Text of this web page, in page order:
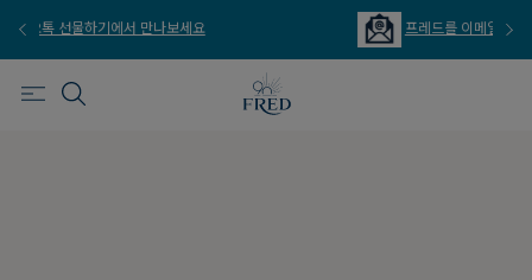
프레드를 이메일 주문 서비스로 만나보세요